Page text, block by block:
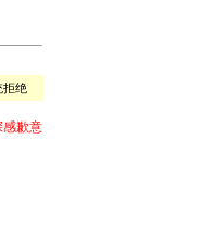
拒绝
感歉意